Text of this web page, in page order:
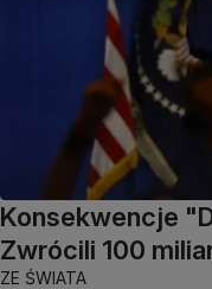
Konsekwencje
Zwrócili 100
ZE ŚWIATA